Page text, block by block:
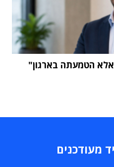
מעודכנים